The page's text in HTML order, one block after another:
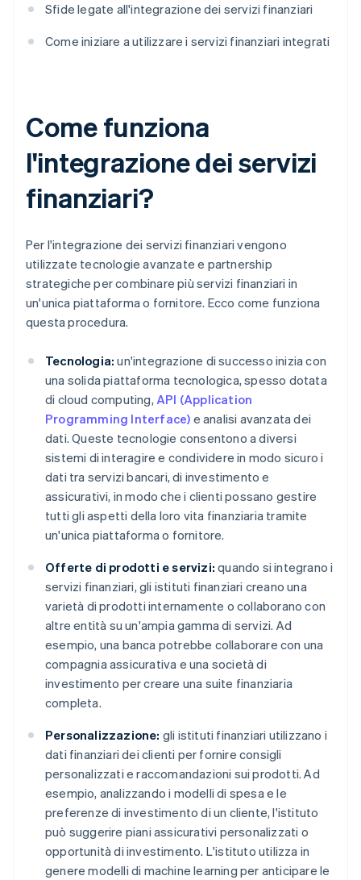
Sfide legate all'integrazione dei servizi finanziari
Come iniziare a utilizzare i servizi finanziari integrati
Come funziona
l'integrazione dei servizi
finanziari?
Per l'integrazione dei servizi finanziari vengono
utilizzate tecnologie avanzate e partnership
strategiche per combinare più servizi finanziari in
un'unica piattaforma o fornitore. Ecco come funziona
questa procedura.
Tecnologia: un'integrazione di successo inizia con
una solida piattaforma tecnologica, spesso dotata
di cloud computing, API (Application
Programming Interface) e analisi avanzata dei
dati. Queste tecnologie consentono a diversi
sistemi di interagire e condividere in modo sicuro i
dati tra servizi bancari, di investimento e
assicurativi, in modo che i clienti possano gestire
tutti gli aspetti della loro vita finanziaria tramite
un'unica piattaforma o fornitore.
Offerte di prodotti e servizi: quando si integrano i
servizi finanziari, gli istituti finanziari creano una
varietà di prodotti internamente o collaborano con
altre entità su un'ampia gamma di servizi. Ad
esempio, una banca potrebbe collaborare con una
compagnia assicurativa e una società di
investimento per creare una suite finanziaria
completa.
Personalizzazione: gli istituti finanziari utilizzano i
dati finanziari dei clienti per fornire consigli
personalizzati e raccomandazioni sui prodotti. Ad
esempio, analizzando i modelli di spesa e le
preferenze di investimento di un cliente, l'istituto
può suggerire piani assicurativi personalizzati o
opportunità di investimento. L'istituto utilizza in
genere modelli di machine learning per anticipare le